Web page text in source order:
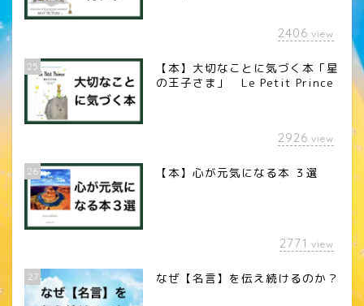
2406 view
25
【本】大切なことに気づく本「星
の王子さま」 Le Petit Prince
2926 view
26 【本】心が元気になる本 ３選
2771 view
27 なぜ【名言】を伝え続けるのか？